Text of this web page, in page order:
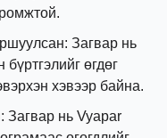
Загвар нь
өгдөг
хэвээр байна.
Загвар нь Vyapar